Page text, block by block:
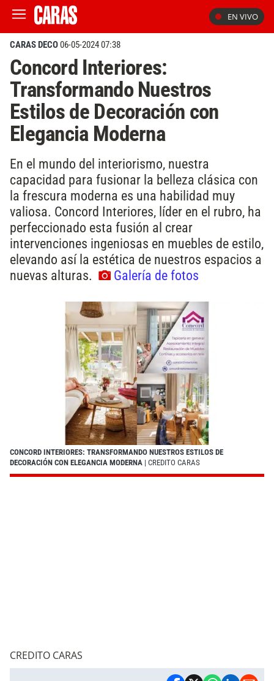
EN VIVO
CARAS DECO06-05-2024 07:38
Concord Interiores:
Transformando Nuestros
Estilos de Decoración con
Elegancia Moderna
En el mundo del interiorismo, nuestra
capacidad para fusionar la belleza clásica con
la frescura moderna es una habilidad muy
valiosa. Concord Interiores, líder en el rubro, ha
perfeccionado esta fusión al crear
intervenciones ingeniosas en muebles de estilo,
elevando así la estética de nuestros espacios a
nuevas alturas.
Galería de fotos
CONCORD INTERIORES: TRANSFORMANDO NUESTROS ESTILOS DE
DECORACIÓN CON ELEGANCIA MODERNA | CREDITO CARAS
CREDITO CARAS